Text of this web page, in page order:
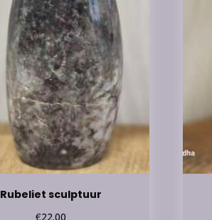
Rubeliet sculptuur
€22.00